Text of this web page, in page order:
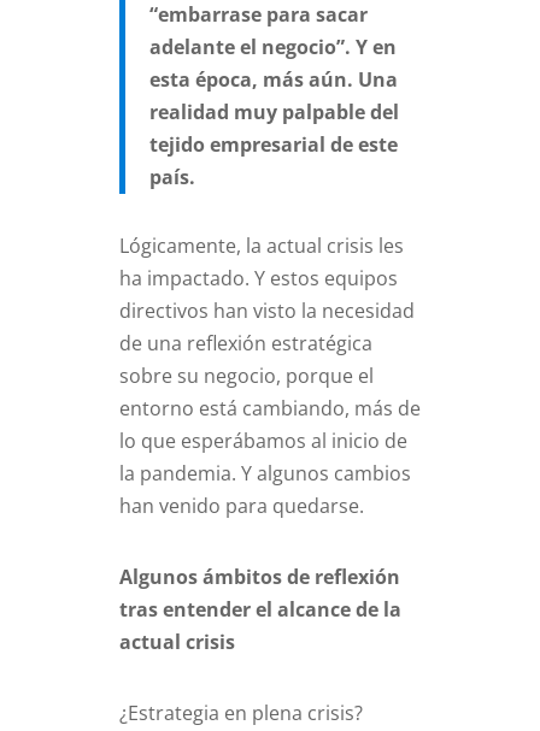
“embarrase para sacar
adelante el negocio”. Y en
esta época, más aún. Una
realidad muy palpable del
tejido empresarial de este
país.
Lógicamente, la actual crisis les
ha impactado. Y estos equipos
directivos han visto la necesidad
de una reflexión estratégica
sobre su negocio, porque el
entorno está cambiando, más de
lo que esperábamos al inicio de
la pandemia. Y algunos cambios
han venido para quedarse.
Algunos ámbitos de reflexión
tras entender el alcance de la
actual crisis
¿Estrategia en plena crisis?